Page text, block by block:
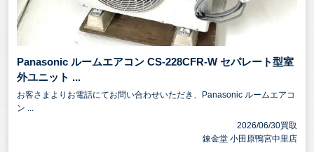
Panasonic ルームエアコン CS-228CFR-W セパレート型室
外ユニット ...
お客さまよりお電話にてお問い合わせいただき、Panasonic ルームエアコ
ン ...
2026/06/30買取
錬金堂 小田原鴨宮中里店